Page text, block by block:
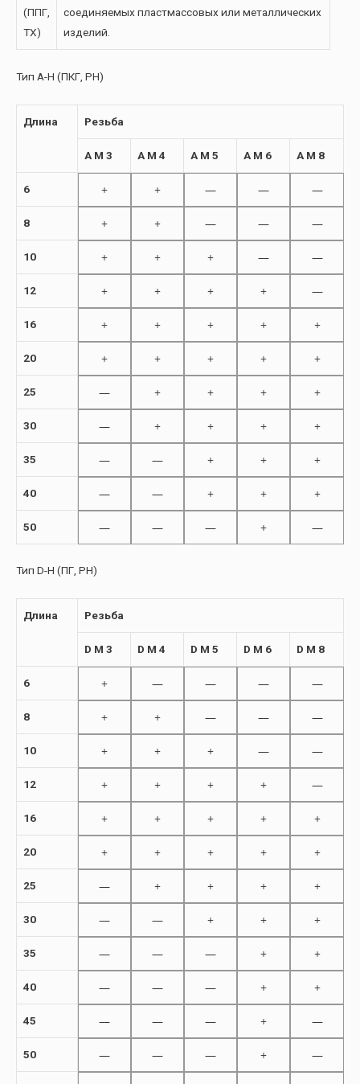
(ППГ,
TX)
соединяемых пластмассовых или металлических
изделий.
Тип A-H (ПКГ, PH)
Длина Резьба
A M 3 A M 4 A M 5 A M 6 A M 8
6 + + — — —
8 + + — — —
10 + + + — —
12 + + + + —
16 + + + + +
20 + + + + +
25 — + + + +
30 — + + + +
35 — — + + +
40 — — + + +
50 — — — + —
Тип D-H (ПГ, PH)
Длина Резьба
D M 3 D M 4 D M 5 D M 6 D M 8
6 + — — — —
8 + + — — —
10 + + + — —
12 + + + + —
16 + + + + +
20 + + + + +
25 — + + + +
30 — — + + +
35 — — — + +
40 — — — + +
45 — — — + —
50 — — — + —